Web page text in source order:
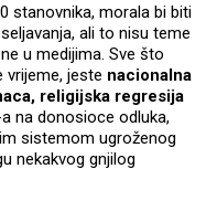
stanovnika, morala bi biti
ali to nisu teme
u medijima. Sve što
vrijeme, jeste nacionalna
religijska regresija
na donosioce odluka,
sistemom ugroženog
nekakvog gnjilog